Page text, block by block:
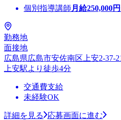
個別指導講師 月給250,000
勤務地
面接地
広島県広島市安佐南区上安2-37-
上安駅より徒歩4分
交通費支給
未経験OK
詳細を見る
応募画面に進む